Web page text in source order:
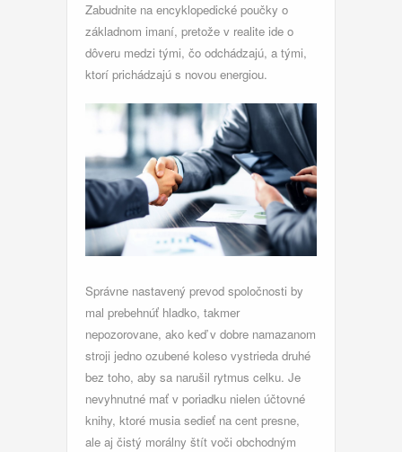
Zabudnite na encyklopedické poučky o
základnom imaní, pretože v realite ide o
dôveru medzi tými, čo odchádzajú, a tými,
ktorí prichádzajú s novou energiou.
Správne nastavený prevod spoločnosti by
mal prebehnúť hladko, takmer
nepozorovane, ako keď v dobre namazanom
stroji jedno ozubené koleso vystrieda druhé
bez toho, aby sa narušil rytmus celku. Je
nevyhnutné mať v poriadku nielen účtovné
knihy, ktoré musia sedieť na cent presne,
ale aj čistý morálny štít voči obchodným